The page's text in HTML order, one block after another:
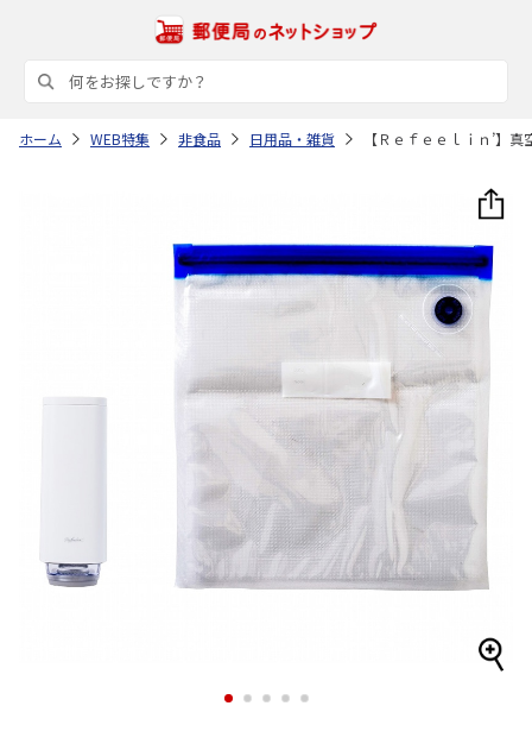
ホーム WEB特集 非食品 日用品・雑貨 【Ｒｅｆｅｅｌｉｎ’】
1 2 3 4 5